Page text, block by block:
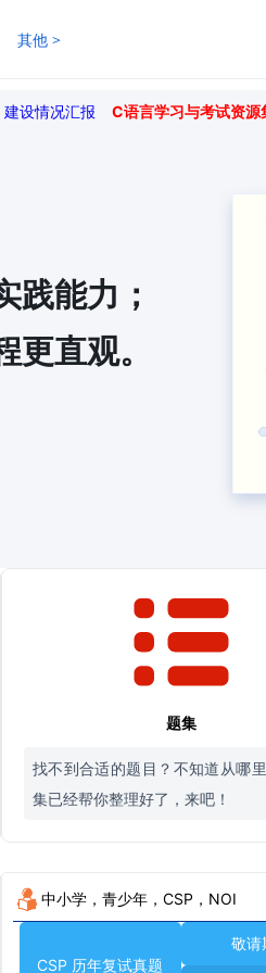
其他 >
设情况汇报 C语言学习与考试资源
践能力；
直观。
题集
找不到合适的题目？不知道从哪
集已经帮你整理好了，来吧！
中小学，青少年，CSP，NOI
CSP 历年复试真题
敬请